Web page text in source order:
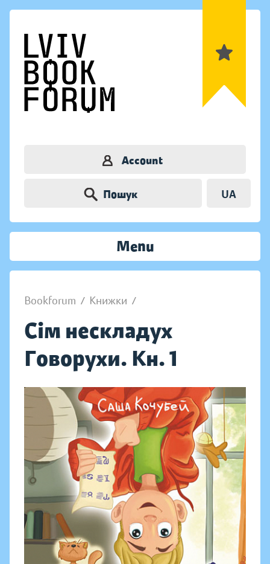
Account
Пошук UA
Menu
Bookforum / Книжки /
Сім нескладух
Говорухи. Кн. 1